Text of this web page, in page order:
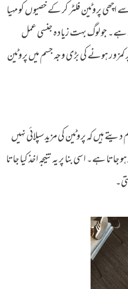
پروٹین فلٹر کر کے خصیوں کو مہیا
ہے۔ جو لوگ بہت زیادہ جنسی عمل
ہونے کی بڑی وجہ جسم میں پروٹین
ہیں کہ پروٹین کی مزید سپلائی نہیں
کے بعد نیا سپرم تیار ہو جاتا ہے۔ اسی بنا پر یہ نتیجہ اخذ کیا جاتا